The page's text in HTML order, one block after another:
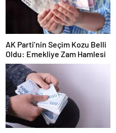
AK Parti’nin Seçim Kozu Belli
Oldu: Emekliye Zam Hamlesi